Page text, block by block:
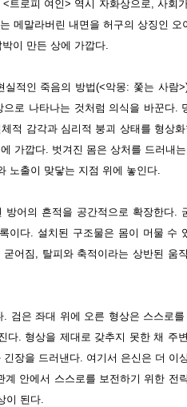
트로피 여인> 역시 자화상으로, 사회
메말라버린 내면을 허구의 상징인 오
이 만든 상에 가깝다.
적인 죽음의 방법(<악몽: 쫓는 사람
로 나타나는 것처럼 의식을 바꾼다.
적 감각과 심리적 붕괴 상태를 형상
가깝다. 벗겨진 몸은 상처를 드러내
노출이 맞닿는 지점 위에 놓인다.
어의 흔적을 공간적으로 확장한다.
이다. 설치된 구조물은 몸이 머물 수
어짐, 탈피와 축적이라는 상반된 움
검은 좌대 위에 오른 형상은 스스로
. 형상을 제대로 갖추지 못한 채 주
장을 드러낸다. 여기서 은신은 더 이
안에서 스스로를 보전하기 위한 전
이 된다.